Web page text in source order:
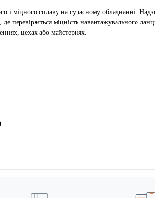
і міцного сплаву на сучасному обладнанні.
перевіряється міцність навантажувального
цехах або майстернях.